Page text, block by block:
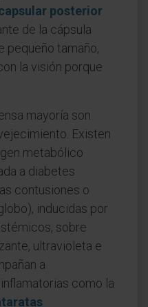
posterior
de la cápsula
pequeño tamaño,
la visión porque
mayoría son
Existen
metabólico
a diabetes
contusiones o
inducidas por
sobre
ultravioleta e
a
como la